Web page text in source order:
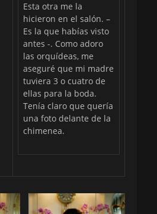
Esta otra me la
hicieron en el salón. –
Es la que habías visto
antes -. Como adoro
las orquídeas, me
aseguré que mi madre
tuviera 3 o cuatro de
ellas para la boda.
Tenía claro que quería
una foto delante de la
chimenea.